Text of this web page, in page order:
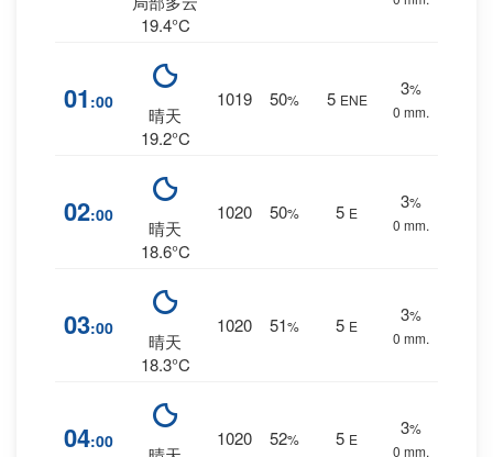
19.4°C
01 :00
晴天
19.2°C
1019 50% 5 ENE
3%
0 mm.
02:00
晴天
18.6°C
1020 50% 5 E
3%
0 mm.
03:00
晴天
18.3°C
1020 51% 5 E
3%
0 mm.
04:00 1020 52% 5 E
3%
0 mm.